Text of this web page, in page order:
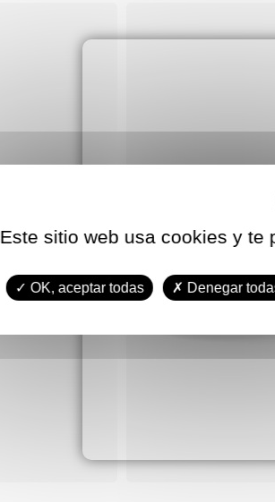
Este sitio web usa cookies y te
OK, aceptar todas Denegar